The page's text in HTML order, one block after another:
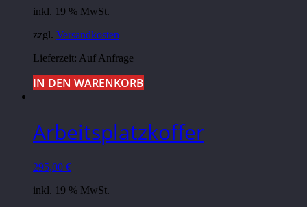
inkl. 19 % MwSt.
zzgl. Versandkosten
Lieferzeit: Auf Anfrage
IN DEN WARENKORB
Arbeitsplatzkoffer
295,00 €
inkl. 19 % MwSt.